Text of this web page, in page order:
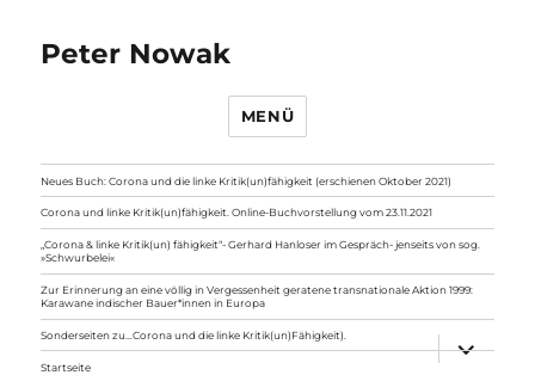
Peter Nowak
MENÜ
Neues Buch: Corona und die linke Kritik(un)fähigkeit (erschienen Oktober 2021)
Corona und linke Kritik(un)fähigkeit. Online-Buchvorstellung vom 23.11.2021
„Corona & linke Kritik(un) fähigkeit“- Gerhard Hanloser im Gespräch- jenseits von sog.
»Schwurbelei«
Zur Erinnerung an eine völlig in Vergessenheit geratene transnationale Aktion 1999:
Karawane indischer Bauer*innen in Europa
Sonderseiten zu…Corona und die linke Kritik(un)Fähigkeit).
anzeigen
Startseite